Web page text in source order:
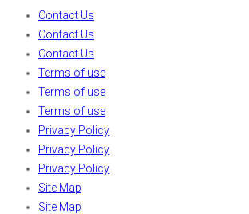
Contact Us
Contact Us
Contact Us
Terms of use
Terms of use
Terms of use
Privacy Policy
Privacy Policy
Privacy Policy
Site Map
Site Map